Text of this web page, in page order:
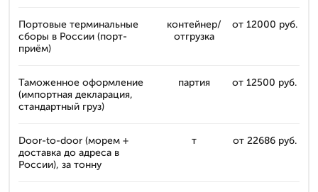
Портовые терминальные
сборы в России (порт-
приём)
контейнер/
отгрузка
от 12000 руб.
Таможенное оформление
(импортная декларация,
стандартный груз)
партия от 12500 руб.
Door-to-door (морем +
доставка до адреса в
России), за тонну
т от 22686 руб.